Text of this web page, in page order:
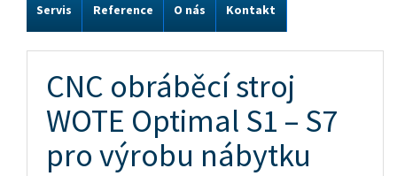
Servis Reference O nás Kontakt
CNC obráběcí stroj
WOTE Optimal S1 – S7
pro výrobu nábytku